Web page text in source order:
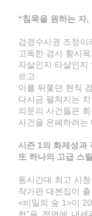
“침묵을 원하는 자
검경수사권 조정이
고독한 검사 황시
자살인지 타살인지
르고
이를 뒤쫓던 현직
다시금 펼쳐지는
의문의 사건들은
사건을 은폐하려는
시즌 1의 화제성과
또 하나의 고급 스
동시간대 최고 시
작가판 대본집이 출
<비밀의 숲 1>이